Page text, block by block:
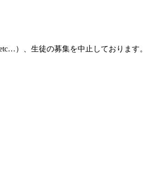
）、生徒の募集を中止しております。